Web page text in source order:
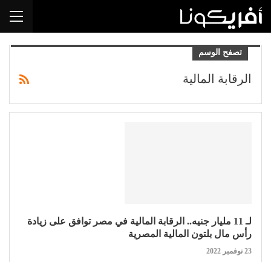
تصفح الوسم
الرقابة المالية
لـ 11 مليار جنيه.. الرقابة المالية في مصر توافق على زيادة
رأس مال بلتون المالية المصرية
23 نوفمبر 2022